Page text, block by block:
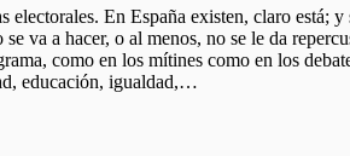
En España existen, claro está;
va a hacer, o al menos, no se le da
como en los mítines como en los
educación, igualdad,…